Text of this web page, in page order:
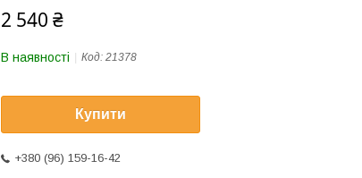
2 540 ₴
В наявності Код: 21378
Купити
+380 (96) 159-16-42